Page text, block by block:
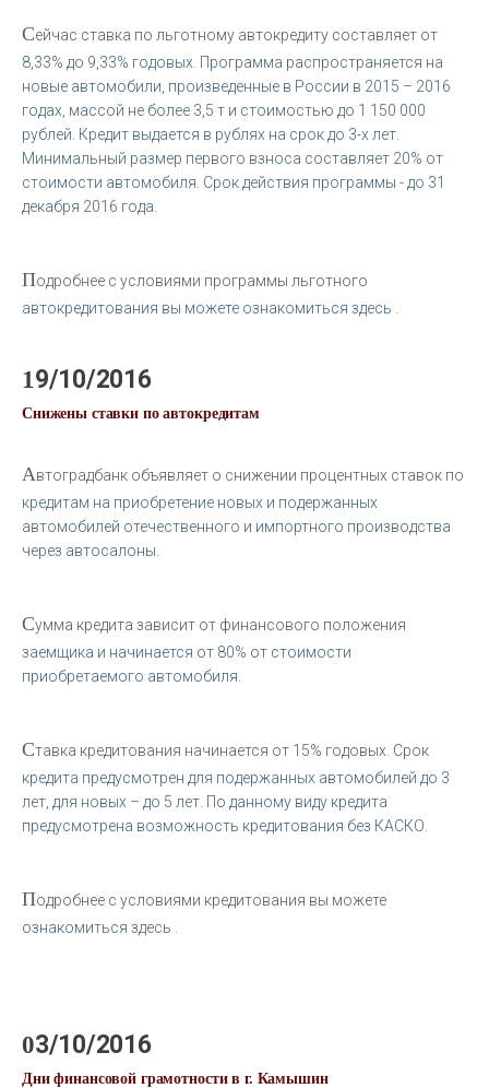
Сейчас ставка по льготному автокредиту составляет от
8,33% до 9,33% годовых. Программа распространяется на
новые автомобили, произведенные в России в 2015 – 2016
годах, массой не более 3,5 т и стоимостью до 1 150 000
рублей. Кредит выдается в рублях на срок до 3-х лет.
Минимальный размер первого взноса составляет 20% от
стоимости автомобиля. Срок действия программы - до 31
декабря 2016 года.
Подробнее с условиями программы льготного
автокредитования вы можете ознакомиться здесь .
19/10/2016
Снижены ставки по автокредитам
Автоградбанк объявляет о снижении процентных ставок по
кредитам на приобретение новых и подержанных
автомобилей отечественного и импортного производства
через автосалоны.
Сумма кредита зависит от финансового положения
заемщика и начинается от 80% от стоимости
приобретаемого автомобиля.
Ставка кредитования начинается от 15% годовых. Срок
кредита предусмотрен для подержанных автомобилей до 3
лет, для новых – до 5 лет. По данному виду кредита
предусмотрена возможность кредитования без КАСКО.
Подробнее с условиями кредитования вы можете
ознакомиться здесь .
03/10/2016
Дни финансовой грамотности в г. Камышин